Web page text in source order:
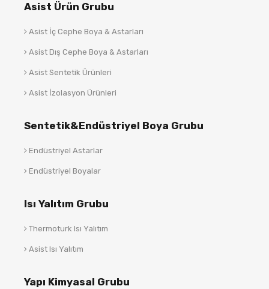
Asist Ürün Grubu
Asist İç Cephe Boya & Astarları
Asist Dış Cephe Boya & Astarları
Asist Sentetik Ürünleri
Asist İzolasyon Ürünleri
Sentetik&Endüstriyel Boya Grubu
Endüstriyel Astarlar
Endüstriyel Boyalar
Isı Yalıtım Grubu
Thermoturk Isı Yalıtım
Asist Isı Yalıtım
Yapı Kimyasal Grubu